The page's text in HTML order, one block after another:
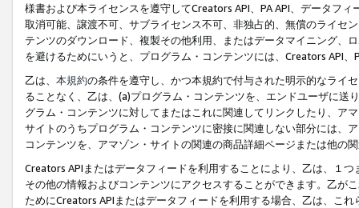
様書および本ライセンスを遵守してCreators API、PA API、データフ
取消可能、譲渡不可、サブライセンス不可、非独占的、無償のライセ
テンツのダウンロード、複製その他利用、またはデータマイニング、
を避けるためにいうと、プログラム・コンテンツには、Creators API
乙は、 本規約の条件を遵守し、かつ本規約で付与された明示的なライ
ることなく、乙は、(a)プログラム・コンテンツを、エンドユーザに
グラム・コンテンツに対してまたはこれに関連してリンクしたり、ア
サイトのうちプログラム・コンテンツに密接に関連しない部分には、
コンテンツを、アマゾン・サイトの関連の商品詳細ページまたは他の
Creators APIまたはデータフィードを利用することにより、乙は、１
その他の情報およびコンテンツにアクセスすることができます。乙が
ためにCreators APIまたはデータフィードを利用する場合、乙は、こ